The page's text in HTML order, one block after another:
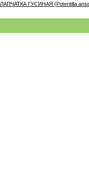
ЛАПЧАТКА ГУСИНАЯ (Potentilla